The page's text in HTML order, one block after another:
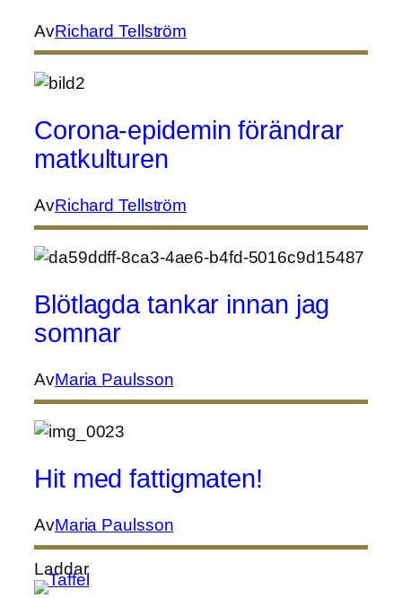
AvRichard Tellström
Corona-epidemin förändrar
matkulturen
AvRichard Tellström
Blötlagda tankar innan jag
somnar
AvMaria Paulsson
Hit med fattigmaten!
AvMaria Paulsson
Laddar